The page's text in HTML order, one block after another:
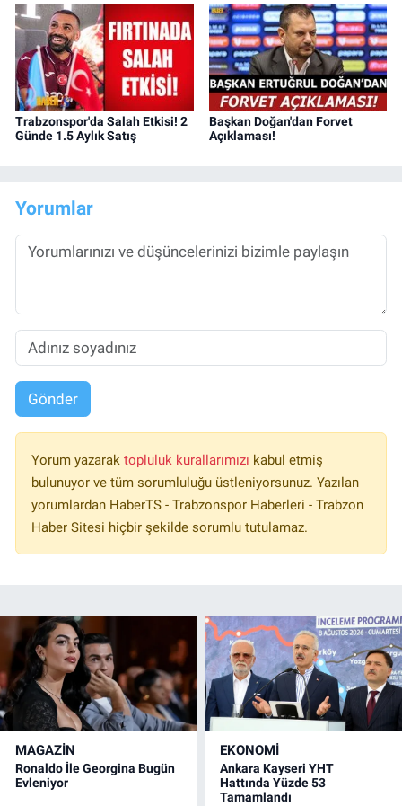
Trabzonspor'da Salah Etkisi! 2
Günde 1.5 Aylık Satış
Başkan Doğan'dan Forvet
Açıklaması!
Yorumlar
Gönder
Yorum yazarak topluluk kurallarımızı kabul etmiş
bulunuyor ve tüm sorumluluğu üstleniyorsunuz. Yazılan
yorumlardan HaberTS - Trabzonspor Haberleri - Trabzon
Haber Sitesi hiçbir şekilde sorumlu tutulamaz.
MAGAZİN
Ronaldo İle Georgina Bugün
Evleniyor
EKONOMİ
Ankara Kayseri YHT
Hattında Yüzde 53
Tamamlandı